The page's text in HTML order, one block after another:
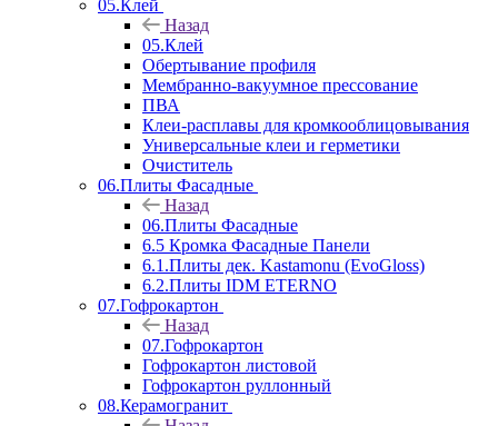
05.Клей
Назад
05.Клей
Обертывание профиля
Мембранно-вакуумное прессование
ПВА
Клеи-расплавы для кромкооблицовывания
Универсальные клеи и герметики
Очиститель
06.Плиты Фасадные
Назад
06.Плиты Фасадные
6.5 Кромка Фасадные Панели
6.1.Плиты дек. Kastamonu (EvoGloss)
6.2.Плиты IDM ETERNO
07.Гофрокартон
Назад
07.Гофрокартон
Гофрокартон листовой
Гофрокартон руллонный
08.Керамогранит